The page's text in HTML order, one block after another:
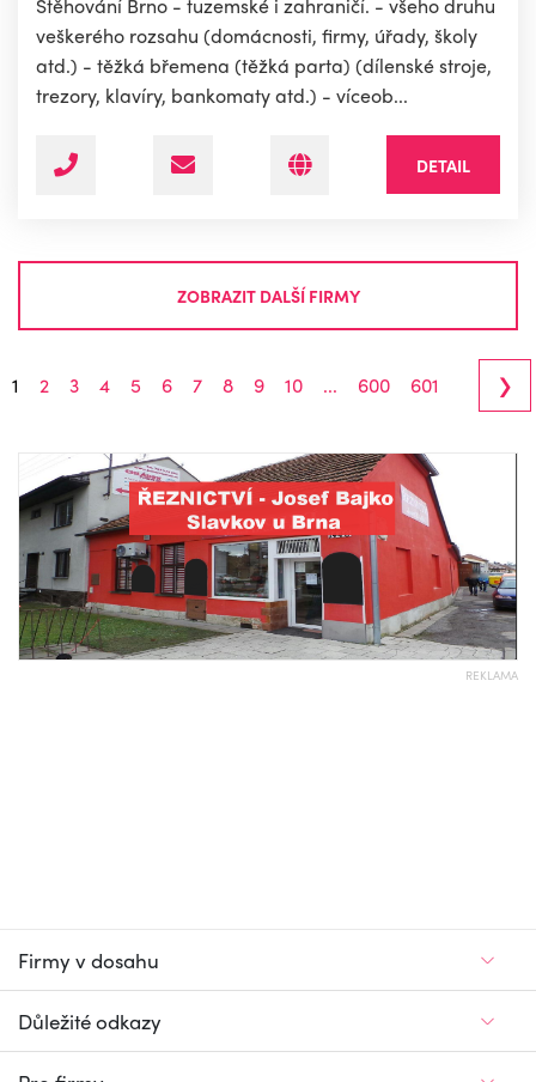
veškerého rozsahu (domácnosti, firmy, úřady, školy
atd.) - těžká břemena (těžká parta) (dílenské stroje,
trezory, klavíry, bankomaty atd.) - víceob...
DETAIL
ZOBRAZIT DALŠÍ FIRMY
1 2 3 4 5 6 7 8 9 10 ... 600 601 ›
REKLAMA
Firmy v dosahu
Důležité odkazy